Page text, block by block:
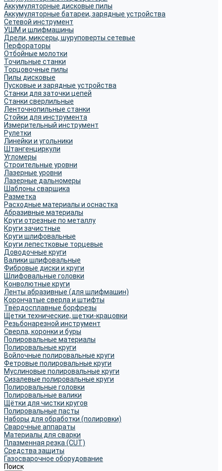
Аккумуляторные дисковые пилы
Аккумуляторные батареи, зарядные устройства
Сетевой инструмент
УШМ и шлифмашины
Дрели, миксеры, шуруповерты сетевые
Перфораторы
Отбойные молотки
Точильные станки
Торцовочные пилы
Пилы дисковые
Пусковые и зарядные устройства
Станки для заточки цепей
Станки сверлильные
Ленточнопильные станки
Стойки для инструмента
Измерительный инструмент
Рулетки
Линейки и угольники
Штангенциркули
Угломеры
Строительные уровни
Лазерные уровни
Лазерные дальномеры
Шаблоны сварщика
Разметка
Расходные материалы и оснастка
Абразивные материалы
Круги отрезные по металлу
Круги зачистные
Круги шлифовальные
Круги лепестковые торцевые
Доводочные круги
Валики шлифовальные
Фибровые диски и круги
Шлифовальные головки
Конволютные круги
Ленты абразивные (для шлифмашин)
Корончатые сверла и штифты
Твёрдосплавные борфрезы
Щетки технические, щетки-крацовки
Резьбонарезной инструмент
Сверла, коронки и буры
Полировальные материалы
Полировальные круги
Войлочные полировальные круги
Фетровые полировальные круги
Муслиновые полировальные круги
Cизалевые полировальные круги
Полировальные головки
Полировальные валики
Щётки для чистки кругов
Полировальные пасты
Наборы для обработки (полировки)
Сварочные аппараты
Материалы для сварки
Плазменная резка (CUT)
Средства защиты
Газосварочное оборудование
Поиск